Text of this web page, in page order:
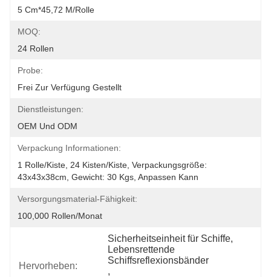
5 Cm*45,72 M/Rolle
MOQ:
24 Rollen
Probe:
Frei Zur Verfügung Gestellt
Dienstleistungen:
OEM Und ODM
Verpackung Informationen:
1 Rolle/Kiste, 24 Kisten/Kiste, Verpackungsgröße:
43x43x38cm, Gewicht: 30 Kgs, Anpassen Kann
Versorgungsmaterial-Fähigkeit:
100,000 Rollen/Monat
Hervorheben:
Sicherheitseinheit für Schiffe,
Lebensrettende
Schiffsreflexionsbänder
,